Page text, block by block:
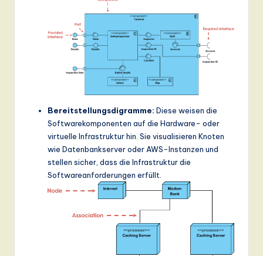
Bereitstellungsdigramme: Diese weisen die
Softwarekomponenten auf die Hardware- oder
virtuelle Infrastruktur hin. Sie visualisieren Knoten
wie Datenbankserver oder AWS-Instanzen und
stellen sicher, dass die Infrastruktur die
Softwareanforderungen erfüllt.